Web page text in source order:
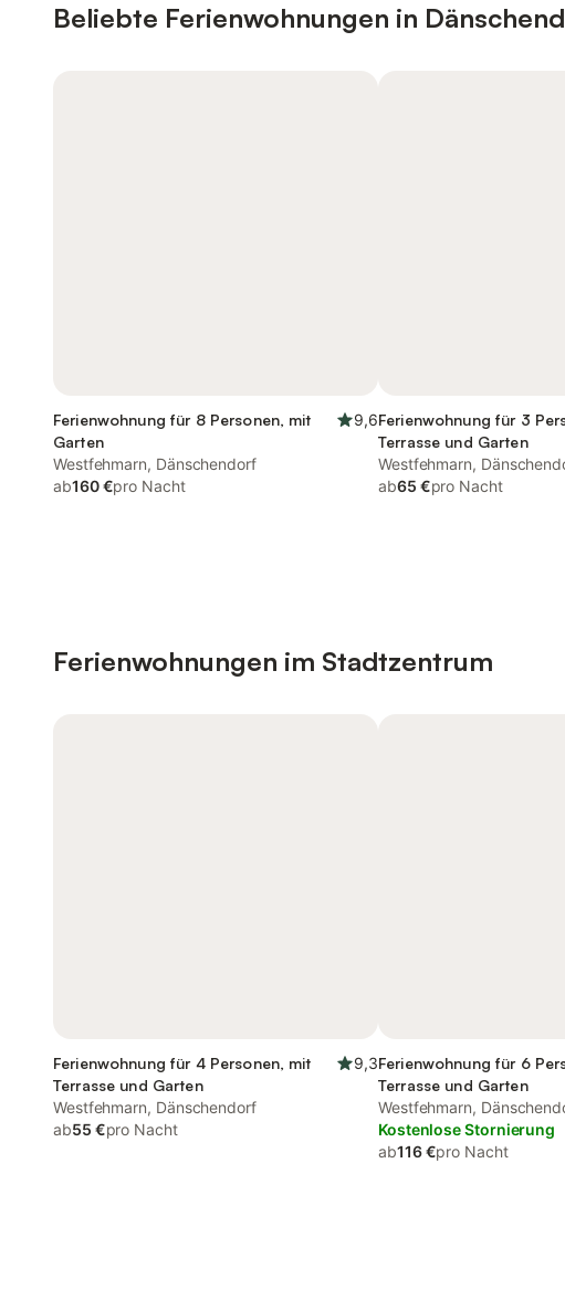
Beliebte Ferienwohnungen in
Ferienwohnung für 8 Personen, mit
Garten
9,6
Westfehmarn, Dänschendorf
ab160 €pro Nacht
Ferienwohnung für 3
Terrasse und Garten
Westfehmarn,
ab65 €pro Nacht
Ferienwohnungen im Stadtzentrum
Ferienwohnung für 4 Personen, mit
Terrasse und Garten
9,3
Westfehmarn, Dänschendorf
ab55 €pro Nacht
Ferienwohnung für 6
Terrasse und Garten
Westfehmarn,
Kostenlose Stornierung
ab116 €pro Nacht